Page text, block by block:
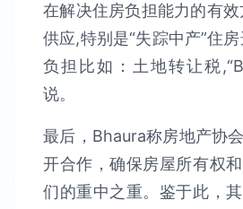
在解决住房负担能力的有
供应,特别是“失踪中产”住
负担比如：土地转让税
说。
最后，Bhaura称房地产协
开合作，确保房屋所有权
们的重中之重。鉴于此，